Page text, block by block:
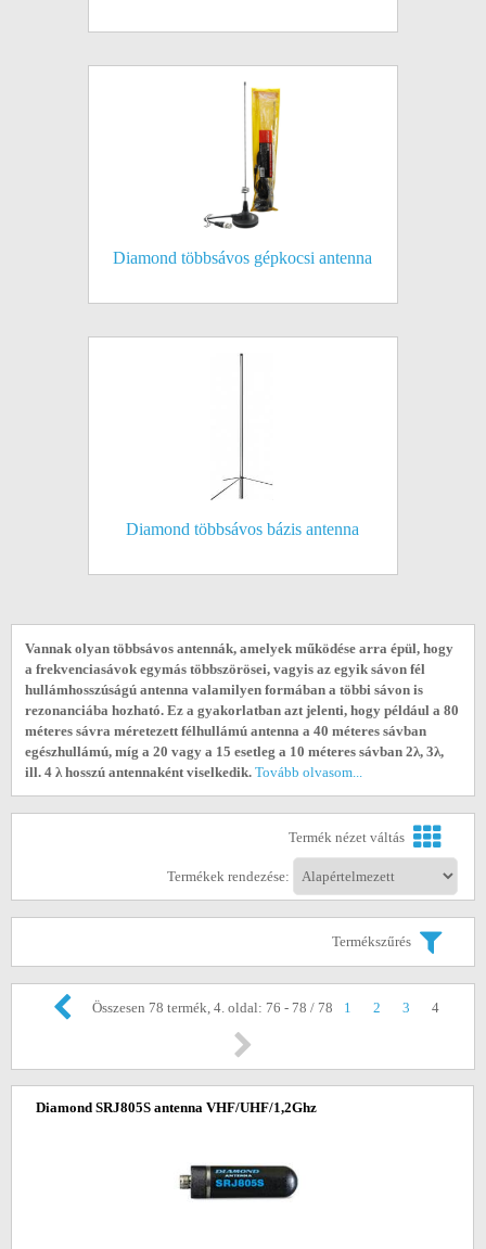
Diamond többsávos gépkocsi antenna
Diamond többsávos bázis antenna
Vannak olyan többsávos antennák, amelyek működése arra épül, hogy
a frekvenciasávok egymás többszörösei, vagyis az egyik sávon fél
hullámhosszúságú antenna valamilyen formában a többi sávon is
rezonanciába hozható. Ez a gyakorlatban azt jelenti, hogy például a 80
méteres sávra méretezett félhullámú antenna a 40 méteres sávban
egészhullámú, míg a 20 vagy a 15 esetleg a 10 méteres sávban 2λ, 3λ,
ill. 4 λ hosszú antennaként viselkedik. Tovább olvasom...
Termék nézet váltás
Termékek rendezése:
Termékszűrés
Összesen 78 termék, 4. oldal: 76 - 78 / 78 1 2 3 4
Diamond SRJ805S antenna VHF/UHF/1,2Ghz